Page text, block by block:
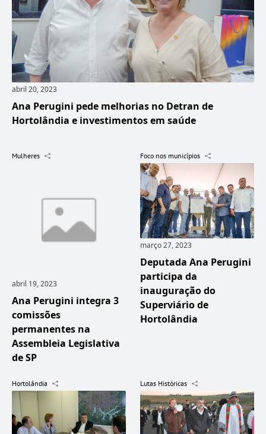
abril 20, 2023
Ana Perugini pede melhorias no Detran de
Hortolândia e investimentos em saúde
Mulheres
abril 19, 2023
Ana Perugini integra 3
comissões
permanentes na
Assembleia Legislativa
de SP
Foco nos municípios
março 27, 2023
Deputada Ana Perugini
participa da
inauguração do
Superviário de
Hortolândia
Hortolândia Lutas Históricas